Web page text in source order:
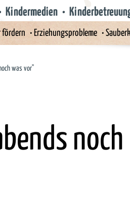
Kindermedien
fördern Erziehungsprobleme
was vor"
noch